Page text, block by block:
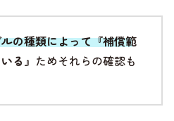
の種類によって『補償範
る』 ためそれらの確認も